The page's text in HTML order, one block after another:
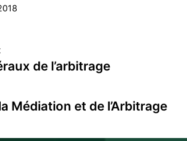
de l’arbitrage
Médiation et de l’Arbitrage